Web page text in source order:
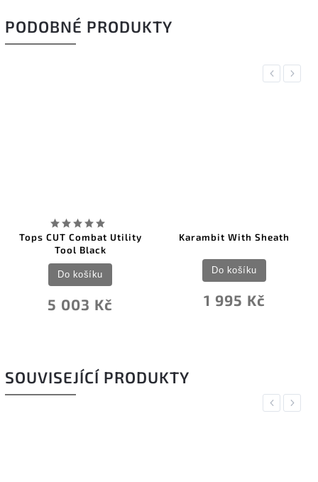
PODOBNÉ PRODUKTY
Previous
Tops CUT Combat Utility
Tool Black
5 003 Kč
Do košíku
Karambit With Sheath
1 995 Kč
Do košíku
Next
SOUVISEJÍCÍ PRODUKTY
Previous
Next